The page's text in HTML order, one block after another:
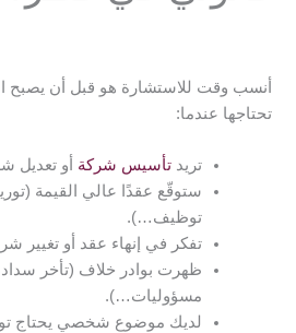
أنسب وقت للاستشارة هو قبل أن يصبح
تحتاجها عندما:
تريدتأسيس شركة أو تعديل
ستوقّع عقدًا عالي القيمة
توظيف…).
تفكر في إنهاء عقد أو تغيير
ظهرت بوادر خلاف (تأخر سداد،
مسؤوليات…).
لديك موضوع شخصي يحتاج